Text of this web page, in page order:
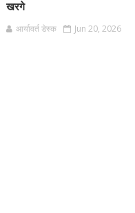
खरगे
आर्यावर्त डेस्क Jun 20, 2026